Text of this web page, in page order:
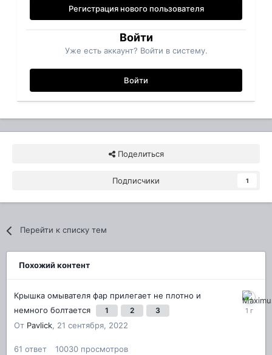
Регистрация нового пользователя
Войти
Уже есть аккаунт? Войти в систему.
Войти
Поделиться
Подписчики 1
Перейти к списку тем
Похожий контент
Крышка омывателя фар прилегает не плотно и
немного болтается
1 2 3
От Pavlick, 21 сентября, 2022
61 ответ 10030 просмотров